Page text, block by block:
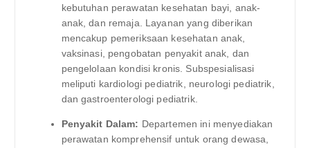
kebutuhan perawatan kesehatan bayi, anak-
anak, dan remaja. Layanan yang diberikan
mencakup pemeriksaan kesehatan anak,
vaksinasi, pengobatan penyakit anak, dan
pengelolaan kondisi kronis. Subspesialisasi
meliputi kardiologi pediatrik, neurologi pediatrik,
dan gastroenterologi pediatrik.
Penyakit Dalam: Departemen ini menyediakan
perawatan komprehensif untuk orang dewasa,